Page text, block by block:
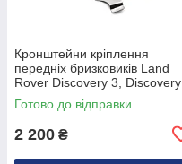
Кронштейни кріплення
передніх бризковиків Land
Rover Discovery 3, Discovery
4 з нержавіючої сталі
CAS500010PCL
Готово до відправки
2 200 ₴